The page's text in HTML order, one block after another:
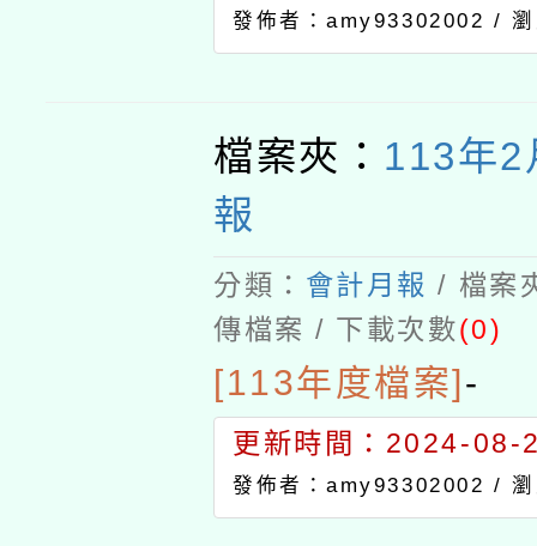
發佈者：amy93302002 /
檔案夾： 113年2
報
分類： 會計月報 / 檔案
傳檔案 / 下載次數(0)
[113年度檔案]-
更新時間：2024-08-
發佈者：amy93302002 /